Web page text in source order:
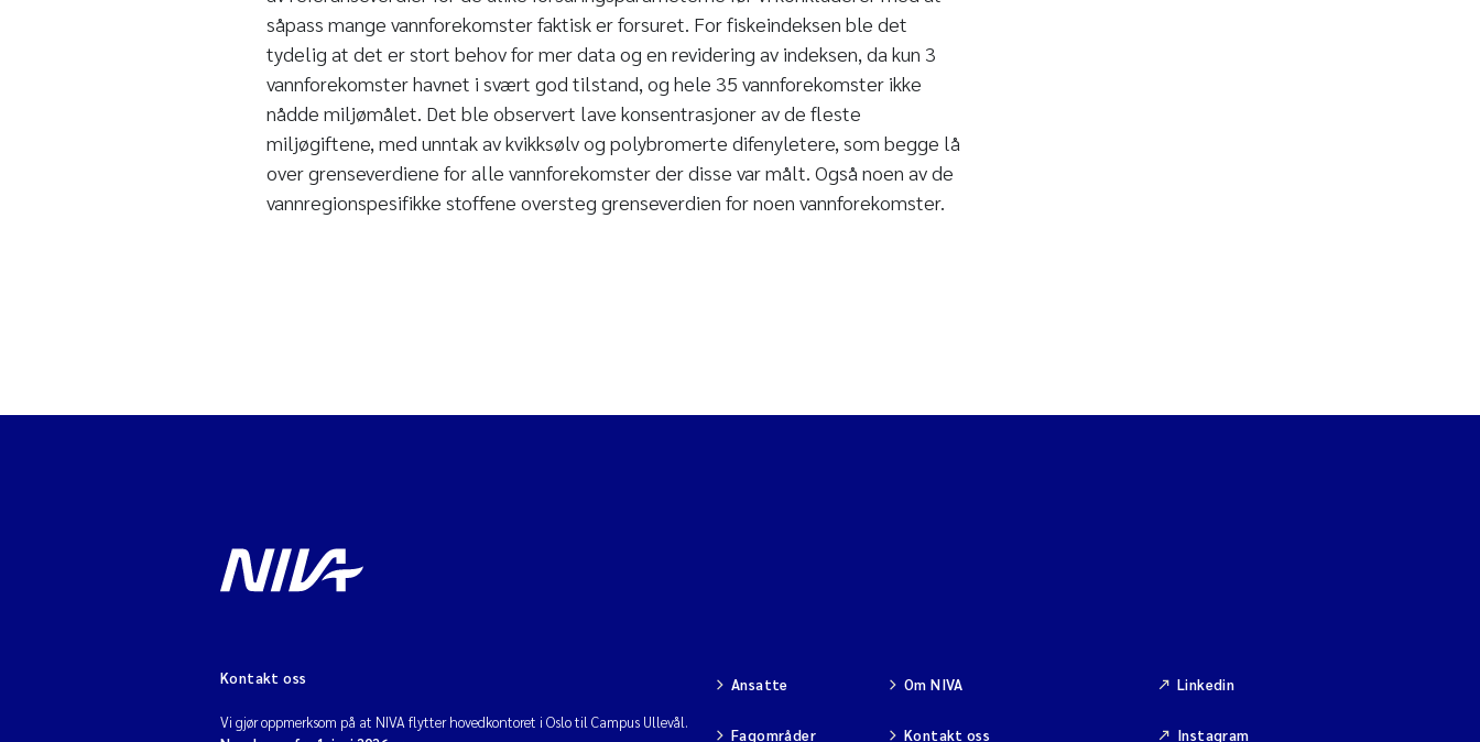
såpass mange vannforekomster faktisk er forsuret. For fiskeindeksen ble det
tydelig at det er stort behov for mer data og en revidering av indeksen, da kun 3
vannforekomster havnet i svært god tilstand, og hele 35 vannforekomster ikke
nådde miljømålet. Det ble observert lave konsentrasjoner av de fleste
miljøgiftene, med unntak av kvikksølv og polybromerte difenyletere, som begge lå
over grenseverdiene for alle vannforekomster der disse var målt. Også noen av de
vannregionspesifikke stoffene oversteg grenseverdien for noen vannforekomster.
Kontakt oss
Vi gjør oppmerksom på at NIVA flytter hovedkontoret i Oslo til Campus Ullevål.
Ansatte
Fagområder
Om NIVA
Kontakt oss
Linkedin
Instagram